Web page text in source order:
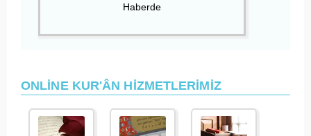
Haberde
ONLİNE KUR'ÂN HİZMETLERİMİZ